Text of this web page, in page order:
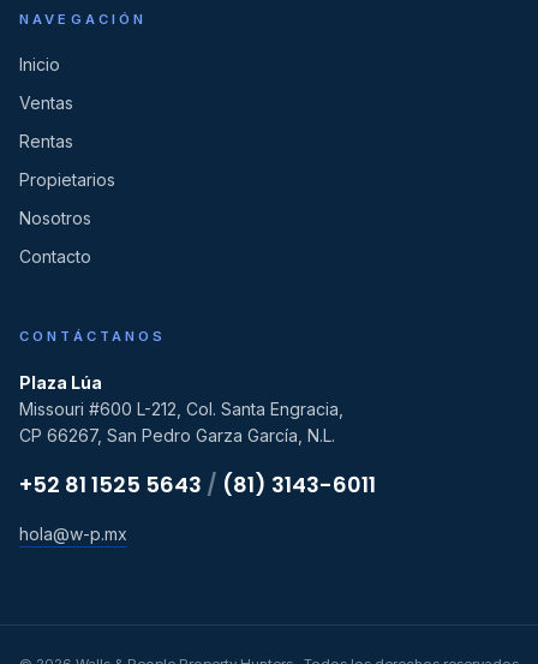
NAVEGACIÓN
Inicio
Ventas
Rentas
Propietarios
Nosotros
Contacto
CONTÁCTANOS
Plaza Lúa
Missouri #600 L-212, Col. Santa Engracia,
CP 66267, San Pedro Garza García, N.L.
+52 81 1525 5643 / (81) 3143-6011
hola@w-p.mx